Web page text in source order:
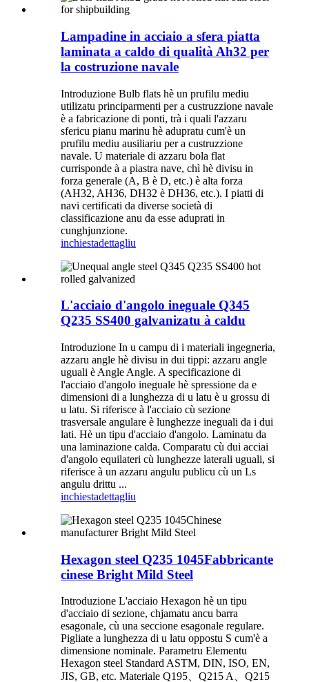
Lampadine in acciaio a sfera piatta
laminata a caldo di qualità Ah32 per
la costruzione navale
Introduzione Bulb flats hè un prufilu mediu
utilizatu principarmenti per a custruzzione navale
è a fabricazione di ponti, trà i quali l'azzaru
sfericu pianu marinu hè adupratu cum'è un
prufilu mediu ausiliariu per a custruzzione
navale. U materiale di azzaru bola flat
currisponde à a piastra nave, chì hè divisu in
forza generale (A, B è D, etc.) è alta forza
(AH32, AH36, DH32 è DH36, etc.). I piatti di
navi certificati da diverse società di
classificazione anu da esse aduprati in
cunghjunzione.
inchiestadettagliu
L'acciaio d'angolo ineguale Q345
Q235 SS400 galvanizatu à caldu
Introduzione In u campu di i materiali ingegneria,
azzaru angle hè divisu in dui tippi: azzaru angle
uguali è Angle Angle. A specificazione di
l'acciaio d'angolo ineguale hè spressione da e
dimensioni di a lunghezza di u latu è u grossu di
u latu. Si riferisce à l'acciaio cù sezione
trasversale angulare è lunghezze ineguali da i dui
lati. Hè un tipu d'acciaio d'angolo. Laminatu da
una laminazione calda. Comparatu cù dui acciai
d'angolo equilateri cù lunghezze laterali uguali, si
riferisce à un azzaru angulu publicu cù un Ls
angulu drittu ...
inchiestadettagliu
Hexagon steel Q235 1045Fabbricante
cinese Bright Mild Steel
Introduzione L'acciaio Hexagon hè un tipu
d'acciaio di sezione, chjamatu ancu barra
esagonale, cù una seccione esagonale regulare.
Pigliate a lunghezza di u latu oppostu S cum'è a
dimensione nominale. Parametru Elementu
Hexagon steel Standard ASTM, DIN, ISO, EN,
JIS, GB, etc. Materiale Q195、Q215 A、Q215